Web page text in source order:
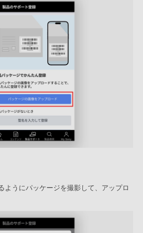
ようにパッケージを撮影して、アップロ